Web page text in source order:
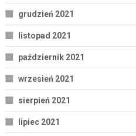
grudzień 2021
listopad 2021
październik 2021
wrzesień 2021
sierpień 2021
lipiec 2021